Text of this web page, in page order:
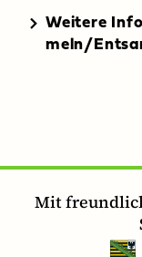
Weitere
meln/
Mit